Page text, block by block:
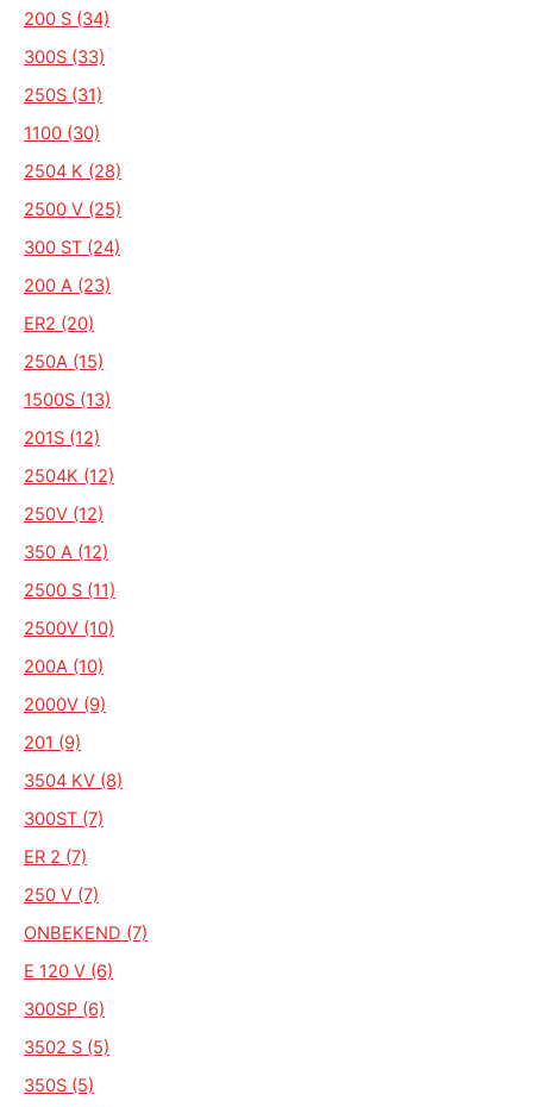
200 S (34)
300S (33)
250S (31)
1100 (30)
2504 K (28)
2500 V (25)
300 ST (24)
200 A (23)
ER2 (20)
250A (15)
1500S (13)
201S (12)
2504K (12)
250V (12)
350 A (12)
2500 S (11)
2500V (10)
200A (10)
2000V (9)
201 (9)
3504 KV (8)
300ST (7)
ER 2 (7)
250 V (7)
ONBEKEND (7)
E 120 V (6)
300SP (6)
3502 S (5)
350S (5)